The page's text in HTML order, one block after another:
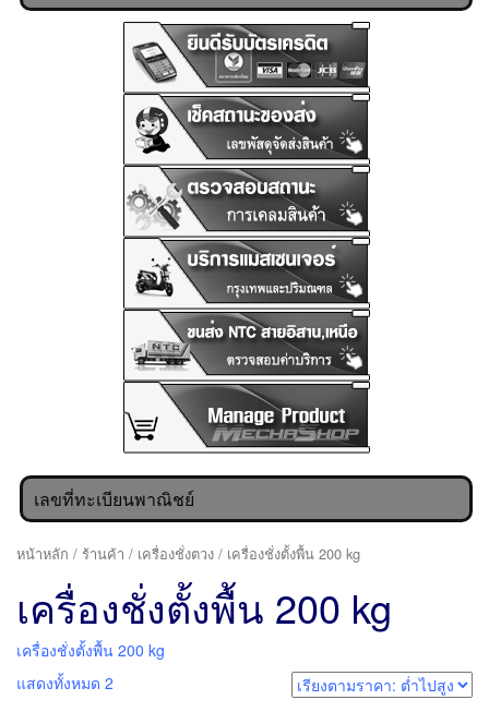
เลขที่ทะเบียนพาณิชย์
หน้าหลัก / ร้านค้า / เครื่องชั่งตวง / เครื่องชั่งตั้งพื้น 200 kg
เครื่องชั่งตั้งพื้น 200 kg
เครื่องชั่งตั้งพื้น 200 kg
แสดงทั้งหมด 2